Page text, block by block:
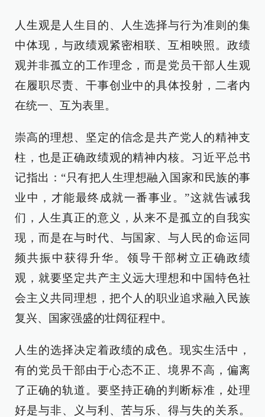
人生观是人生目的、人生选择与行为准则的集
中体现，与政绩观紧密相联、互相映照。政绩
观并非孤立的工作理念，而是党员干部人生观
在履职尽责、干事创业中的具体投射，二者内
在统一、互为表里。
崇高的理想、坚定的信念是共产党人的精神支
柱，也是正确政绩观的精神内核。习近平总书
记指出：“只有把人生理想融入国家和民族的事
业中，才能最终成就一番事业。”这就告诫我
们，人生真正的意义，从来不是孤立的自我实
现，而是在与时代、与国家、与人民的命运同
频共振中获得升华。领导干部树立正确政绩
观，就要坚定共产主义远大理想和中国特色社
会主义共同理想，把个人的职业追求融入民族
复兴、国家强盛的壮阔征程中。
人生的选择决定着政绩的成色。现实生活中，
有的党员干部由于心态不正、境界不高，偏离
了正确的轨道。要坚持正确的判断标准，处理
好是与非、义与利、苦与乐、得与失的关系。